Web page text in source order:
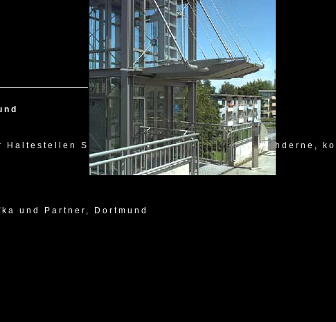
Haltestellen Scharnhorst, Gleiwitzstr. und Kirchderne,
und Partner, Dortmund